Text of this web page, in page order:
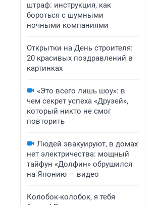
штраф: инструкция, как
бороться с шумными
ночными компаниями
Открытки на День строителя:
20 красивых поздравлений в
картинках
«Это всего лишь шоу»: в
чем секрет успеха «Друзей»,
который никто не смог
повторить
Людей эвакуируют, в домах
нет электричества: мощный
тайфун «Долфин» обрушился
на Японию — видео
Колобок-колобок, я тебя